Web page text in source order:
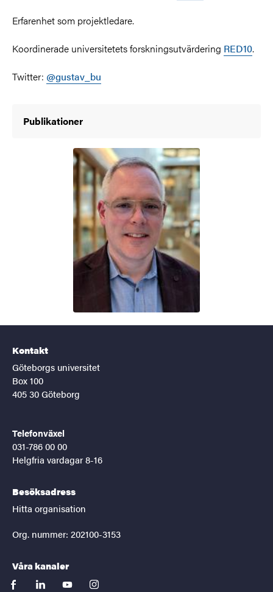
Erfarenhet som projektledare.
Koordinerade universitetets forskningsutvärdering RED10.
Twitter: @gustav_bu
Publikationer
Kontakt
Göteborgs universitet
Box 100
405 30 Göteborg
Telefonväxel
031-786 00 00
Helgfria vardagar 8-16
Besöksadress
Hitta organisation
Org. nummer: 202100-3153
Våra kanaler
facebooklinkedinyoutubeinstagram